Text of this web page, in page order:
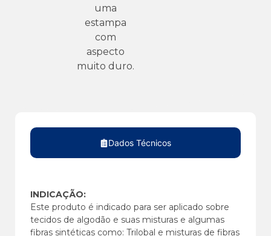
uma
estampa
com
aspecto
muito duro.
Dados Técnicos
INDICAÇÃO:
Este produto é indicado para ser aplicado sobre
tecidos de algodão e suas misturas e algumas
fibras sintéticas como: Trilobal e misturas de fibras